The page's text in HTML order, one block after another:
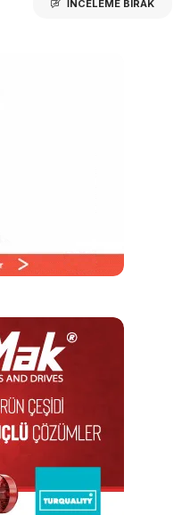
İNCELEME BIRAK